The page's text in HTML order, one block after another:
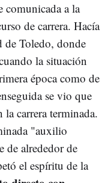
comunicada a la
de carrera. Hacía
de Toledo, donde
la situación
época como de
se vio que
carrera terminada.
"auxilio
de alrededor de
el espíritu de la